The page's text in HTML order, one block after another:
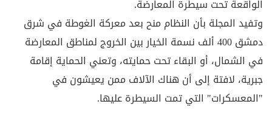
الواقعة تحت سيطرة المعارضة.
وتفيد المجلة بأن النظام منح بعد معركة الغوطة في شرق
دمشق 400 ألف نسمة الخيار بين الخروج لمناطق المعارضة
في الشمال، أو البقاء تحت حمايته، وتعني الحماية إقامة
جبرية، لافتة إلى أن هناك الآلاف ممن يعيشون في
"المعسكرات" التي تمت السيطرة عليها.